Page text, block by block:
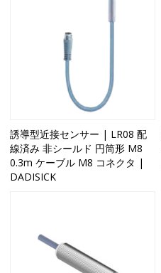
誘導型近接センサー | LR08 配
線済み 非シールド 円筒形 M8
0.3m ケーブル M8 コネクタ |
DADISICK